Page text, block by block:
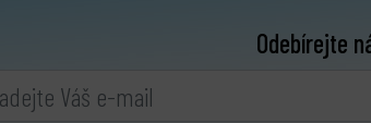
Odebírejte